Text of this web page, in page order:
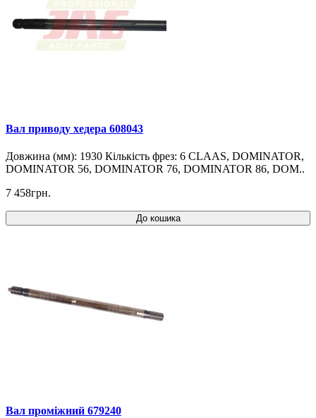
Вал приводу хедера 608043
Довжина (мм): 1930 Кількість фрез: 6 CLAAS, DOMINATOR,
DOMINATOR 56, DOMINATOR 76, DOMINATOR 86, DOM..
7 458грн.
До кошика
Вал проміжний 679240